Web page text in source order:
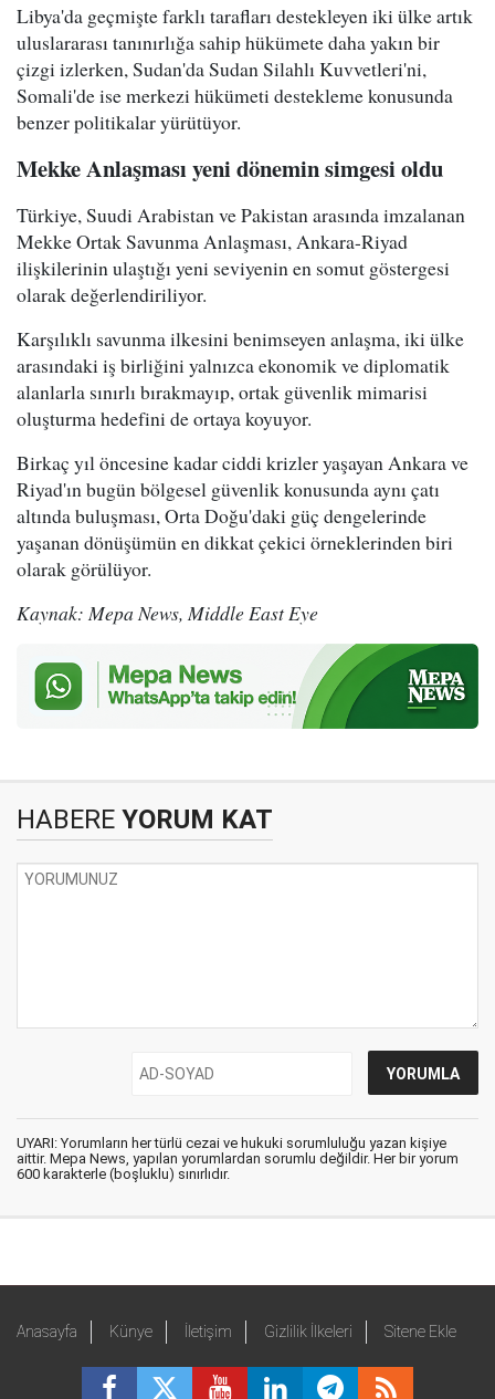
Libya'da geçmişte farklı tarafları destekleyen iki ülke artık
uluslararası tanınırlığa sahip hükümete daha yakın bir
çizgi izlerken, Sudan'da Sudan Silahlı Kuvvetleri'ni,
Somali'de ise merkezi hükümeti destekleme konusunda
benzer politikalar yürütüyor.
Mekke Anlaşması yeni dönemin simgesi oldu
Türkiye, Suudi Arabistan ve Pakistan arasında imzalanan
Mekke Ortak Savunma Anlaşması, Ankara-Riyad
ilişkilerinin ulaştığı yeni seviyenin en somut göstergesi
olarak değerlendiriliyor.
Karşılıklı savunma ilkesini benimseyen anlaşma, iki ülke
arasındaki iş birliğini yalnızca ekonomik ve diplomatik
alanlarla sınırlı bırakmayıp, ortak güvenlik mimarisi
oluşturma hedefini de ortaya koyuyor.
Birkaç yıl öncesine kadar ciddi krizler yaşayan Ankara ve
Riyad'ın bugün bölgesel güvenlik konusunda aynı çatı
altında buluşması, Orta Doğu'daki güç dengelerinde
yaşanan dönüşümün en dikkat çekici örneklerinden biri
olarak görülüyor.
Kaynak: Mepa News, Middle East Eye
HABERE YORUM KAT
UYARI: Yorumların her türlü cezai ve hukuki sorumluluğu yazan kişiye
aittir. Mepa News, yapılan yorumlardan sorumlu değildir. Her bir yorum
600 karakterle (boşluklu) sınırlıdır.
Anasayfa Künye İletişim Gizlilik İlkeleri Sitene Ekle